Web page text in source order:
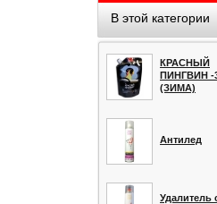
В этой категории
КРАСНЫЙ
ПИНГВИН -
(ЗИМА)
Антилед
Удалитель